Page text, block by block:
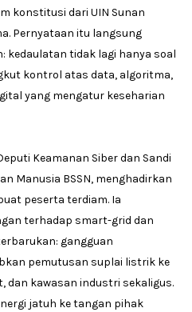
konstitusi dari UIN Sunan
Pernyataan itu langsung
kedaulatan tidak lagi hanya soal
kontrol atas data, algoritma,
yang mengatur keseharian
Keamanan Siber dan Sandi
Manusia BSSN, menghadirkan
peserta terdiam. Ia
terhadap smart-grid dan
gangguan
pemutusan suplai listrik ke
dan kawasan industri sekaligus.
jatuh ke tangan pihak